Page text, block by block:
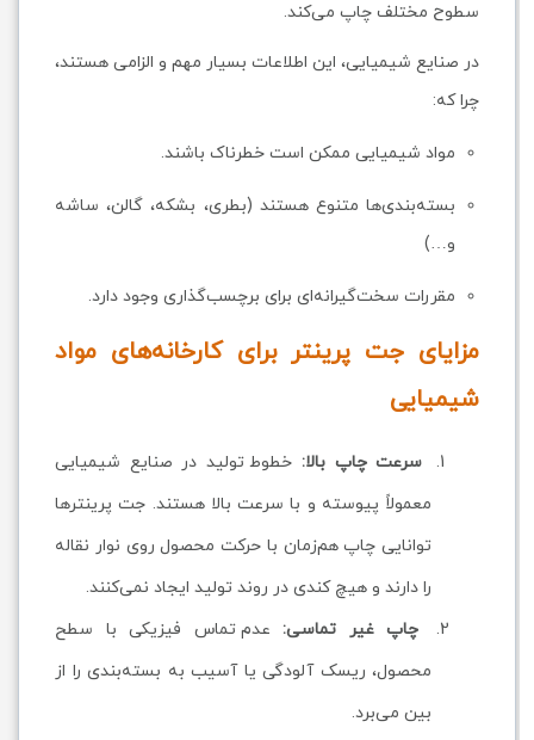
سطوح مختلف چاپ می‌کند.
در صنایع شیمیایی، این اطلاعات بسیار مهم و الزامی هستند،
چرا که:
مواد شیمیایی ممکن است خطرناک باشند.
بسته‌بندی‌ها متنوع هستند (بطری، بشکه، گالن، ساشه
و…)
مقررات سخت‌گیرانه‌ای برای برچسب‌گذاری وجود دارد.
مزایای جت پرینتر برای کارخانه‌های مواد
شیمیایی
سرعت چاپ بالا:خطوط تولید در صنایع شیمیایی
معمولاً پیوسته و با سرعت بالا هستند. جت پرینترها
توانایی چاپ هم‌زمان با حرکت محصول روی نوار نقاله
را دارند و هیچ کندی در روند تولید ایجاد نمی‌کنند.
چاپ غیر تماسی:عدم تماس فیزیکی با سطح
محصول، ریسک آلودگی یا آسیب به بسته‌بندی را از
بین می‌برد.